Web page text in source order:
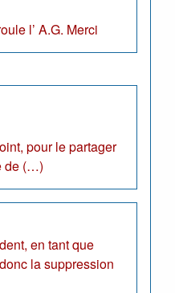
l’ A.G. Merci
pour le partager
de (…)
en tant que
la suppression